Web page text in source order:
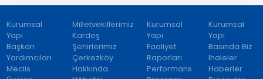
Kurumsal
Yapı
Başkan
Yardımcıları
Meclis
Milletvekillerimiz
Kardeş
Şehirlerimiz
Çerkezköy
Hakkında
Kurumsal
Yapı
Faaliyet
Raporları
Performans
Kurumsal
Yapı
Basında Biz
İhaleler
Haberler